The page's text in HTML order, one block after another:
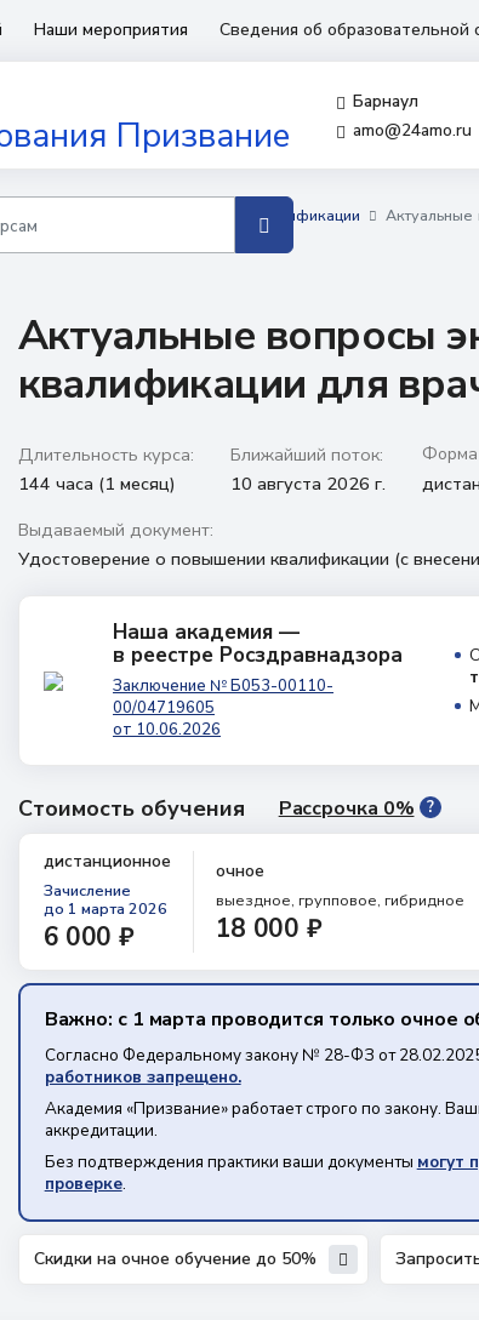
Наши мероприятия Сведения об образовательной
Барнаул
amo@24amo.ru
для врачей Повышение квалификации
Актуальные вопросы
квалификации для
Длительность курса:
144 часа (1 месяц)
Ближайший поток:
10 августа 2026 г.
Форма
Выдаваемый документ:
Удостоверение о повышении квалификации (с
Наша академия —
в реестре Росздравнадзора
Заключение № Б053-00110-
00/04719605
от 10.06.2026
Стоимость обучения Рассрочка 0% ?
дистанционное
Зачисление
до 1 марта 2026
6 000 ₽
очное
выездное, групповое, гибридное
18 000 ₽
Важно: с 1 марта проводится только очное
Согласно Федеральному закону № 28-ФЗ от
работников запрещено.
Академия «Призвание» работает строго по закону.
аккредитации.
Без подтверждения практики ваши документы могут
проверке.
Скидки на очное обучение до 50%